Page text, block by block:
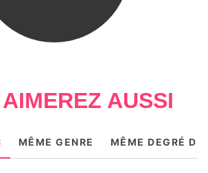
AUSSI
MÊME GENRE MÊME DEGRÉ DE